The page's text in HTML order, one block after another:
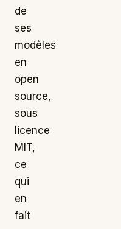
de
ses
modèles
en
open
source,
sous
licence
MIT,
ce
qui
en
fait